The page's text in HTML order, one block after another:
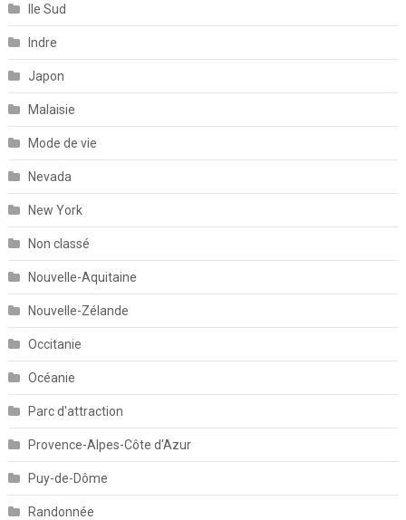
Ile Sud
Indre
Japon
Malaisie
Mode de vie
Nevada
New York
Non classé
Nouvelle-Aquitaine
Nouvelle-Zélande
Occitanie
Océanie
Parc d'attraction
Provence-Alpes-Côte d'Azur
Puy-de-Dôme
Randonnée